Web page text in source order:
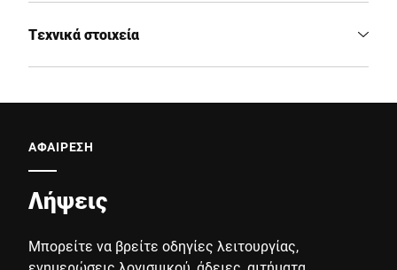
Τεχνικά στοιχεία
ΑΦΑΙΡΕΣΗ
Λήψεις
Μπορείτε να βρείτε οδηγίες λειτουργίας,